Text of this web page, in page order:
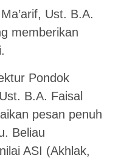
Ust. B.A.
memberikan
Pondok
B.A. Faisal
pesan penuh
Beliau
ASI (Akhlak,